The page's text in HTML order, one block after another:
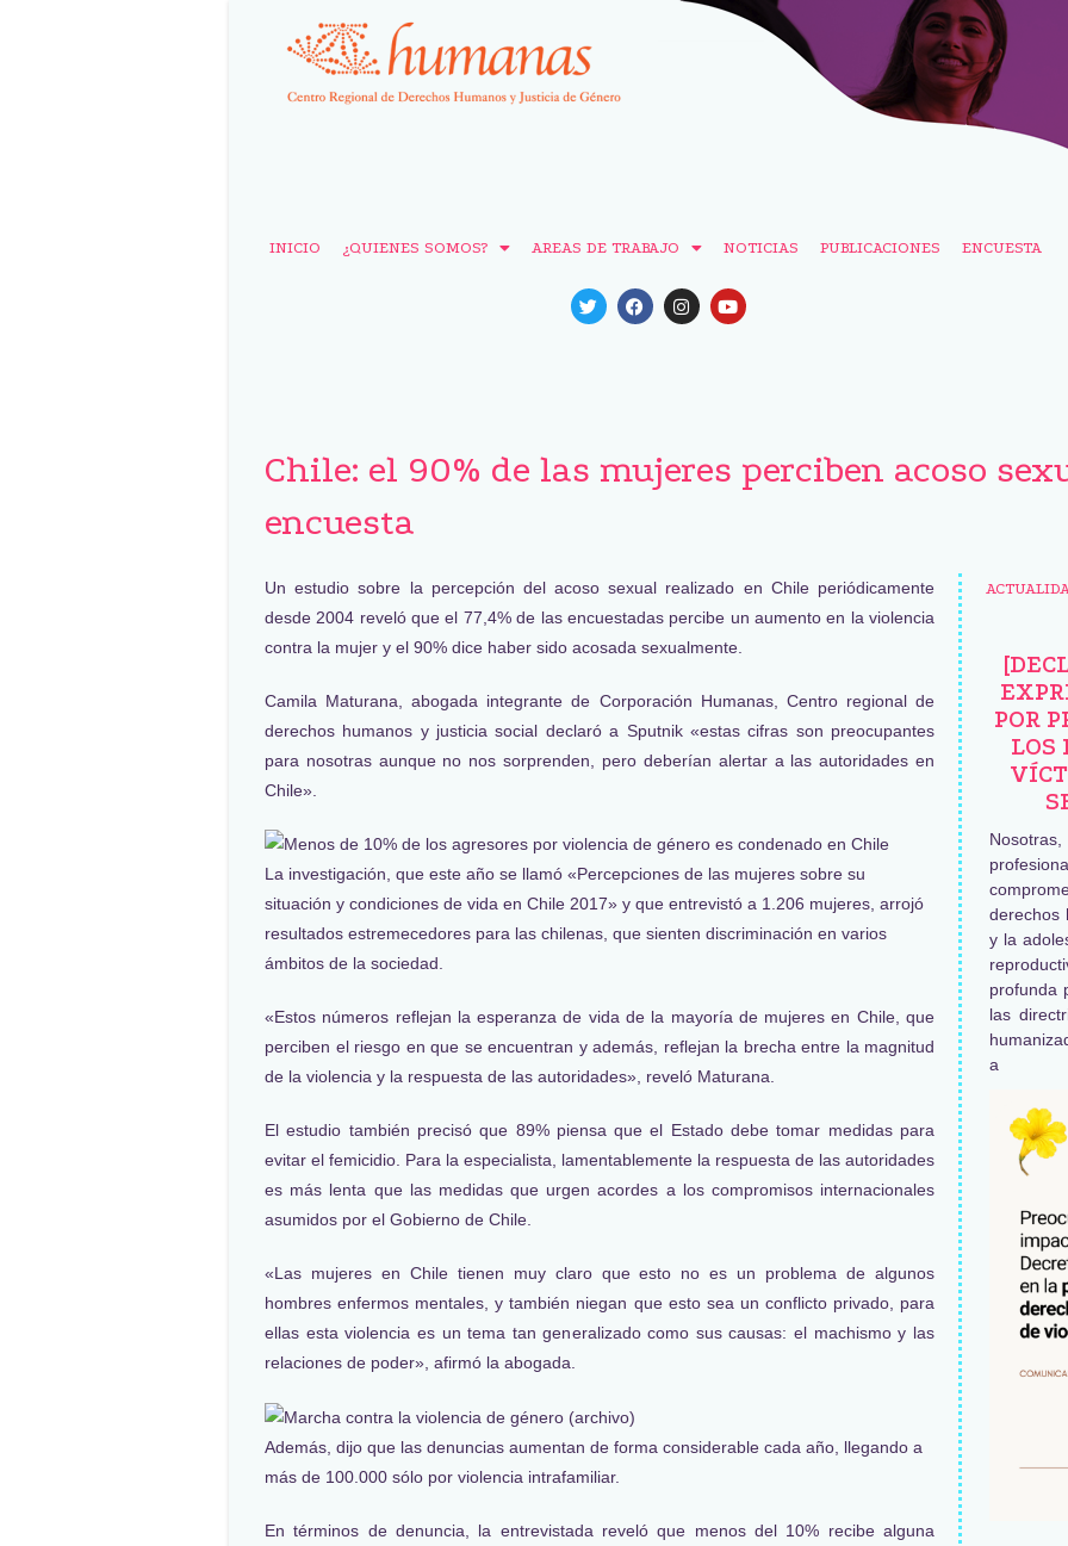
INICIO ¿QUIENES SOMOS? AREAS DE TRABAJO NOTICIAS PUBLICACIONES ENCUESTA
Chile: el 90% de las mujeres perciben acoso
encuesta
Un estudio sobre la percepción del acoso sexual realizado en Chile periódicamente
desde 2004 reveló que el 77,4% de las encuestadas percibe un aumento en la violencia
contra la mujer y el 90% dice haber sido acosada sexualmente.
Camila Maturana, abogada integrante de Corporación Humanas, Centro regional de
derechos humanos y justicia social declaró a Sputnik «estas cifras son preocupantes
para nosotras aunque no nos sorprenden, pero deberían alertar a las autoridades en
Chile».
La investigación, que este año se llamó «Percepciones de las mujeres sobre su
situación y condiciones de vida en Chile 2017» y que entrevistó a 1.206 mujeres, arrojó
resultados estremecedores para las chilenas, que sienten discriminación en varios
ámbitos de la sociedad.
«Estos números reflejan la esperanza de vida de la mayoría de mujeres en Chile, que
perciben el riesgo en que se encuentran y además, reflejan la brecha entre la magnitud
de la violencia y la respuesta de las autoridades», reveló Maturana.
El estudio también precisó que 89% piensa que el Estado debe tomar medidas para
evitar el femicidio. Para la especialista, lamentablemente la respuesta de las autoridades
es más lenta que las medidas que urgen acordes a los compromisos internacionales
asumidos por el Gobierno de Chile.
«Las mujeres en Chile tienen muy claro que esto no es un problema de algunos
hombres enfermos mentales, y también niegan que esto sea un conflicto privado, para
ellas esta violencia es un tema tan generalizado como sus causas: el machismo y las
relaciones de poder», afirmó la abogada.
Además, dijo que las denuncias aumentan de forma considerable cada año, llegando a
más de 100.000 sólo por violencia intrafamiliar.
En términos de denuncia, la entrevistada reveló que menos del 10% recibe alguna
POR
LOS
derechos
y la
profunda
las
a